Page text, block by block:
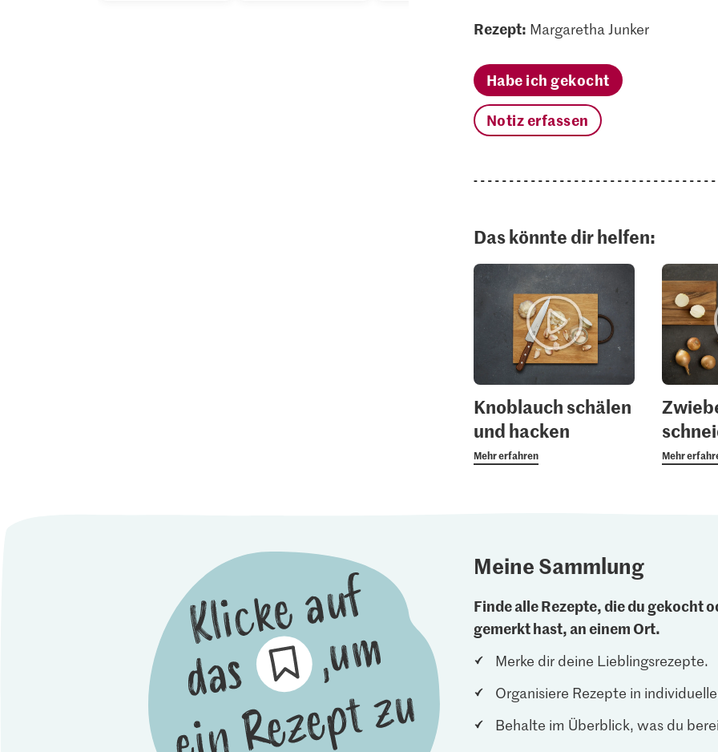
Rezept: Margaretha Junker
Habe ich gekocht
Notiz erfassen
Das könnte dir helfen:
Knoblauch schälen
und hacken
Mehr erfahren Mehr
Meine Sammlung
Finde alle Rezepte, die du gekocht
gemerkt hast, an einem Ort.
Merke dir deine Lieblingsrezepte.
Organisiere Rezepte in
Behalte im Überblick, was du